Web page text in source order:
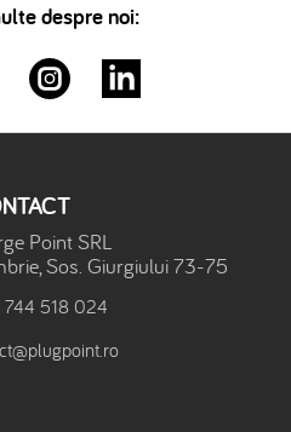
despre noi:
Point SRL
Sos. Giurgiului 73-75
744 518 024